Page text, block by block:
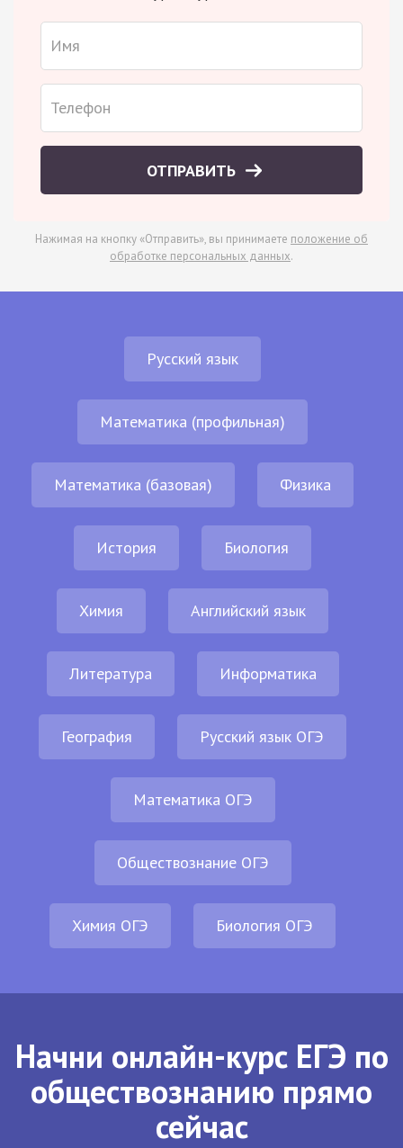
ОТПРАВИТЬ
Нажимая на кнопку «Отправить», вы принимаете положение об
обработке персональных данных.
Русский язык
Математика (профильная)
Математика (базовая) Физика
История Биология
Химия Английский язык
Литература Информатика
География Русский язык ОГЭ
Математика ОГЭ
Обществознание ОГЭ
Химия ОГЭ Биология ОГЭ
Начни онлайн-курс ЕГЭ по
обществознанию прямо
сейчас